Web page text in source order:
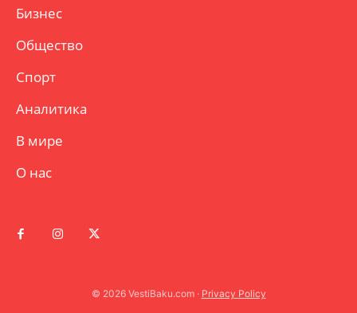
Бизнес
Общество
Спорт
Аналитика
В мире
О нас
© 2026 VestiBaku.com · Privacy Policy